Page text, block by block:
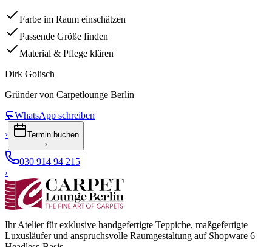
Farbe im Raum einschätzen
Passende Größe finden
Material & Pflege klären
Dirk Golisch
Gründer von Carpetlounge Berlin
💬WhatsApp schreiben
›
Termin buchen
›
030 914 94 215
›
Ihr Atelier für exklusive handgefertigte Teppiche, maßgefertigte
Luxusläufer und anspruchsvolle Raumgestaltung auf Shopware 6